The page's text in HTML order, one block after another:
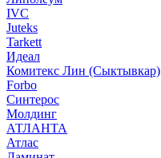
IVC
Juteks
Tarkett
Идеал
Комитекс Лин (Сыктывкар)
Forbo
Синтерос
Молдинг
АТЛАНТА
Атлас